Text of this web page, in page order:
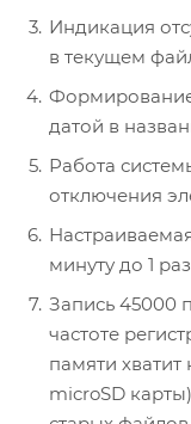
Индикация
в текущем
датой в
Работа
отключения
минуту до 1
Запись 45000
частоте
памяти хватит
microSD